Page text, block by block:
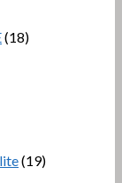
(18)
(19)